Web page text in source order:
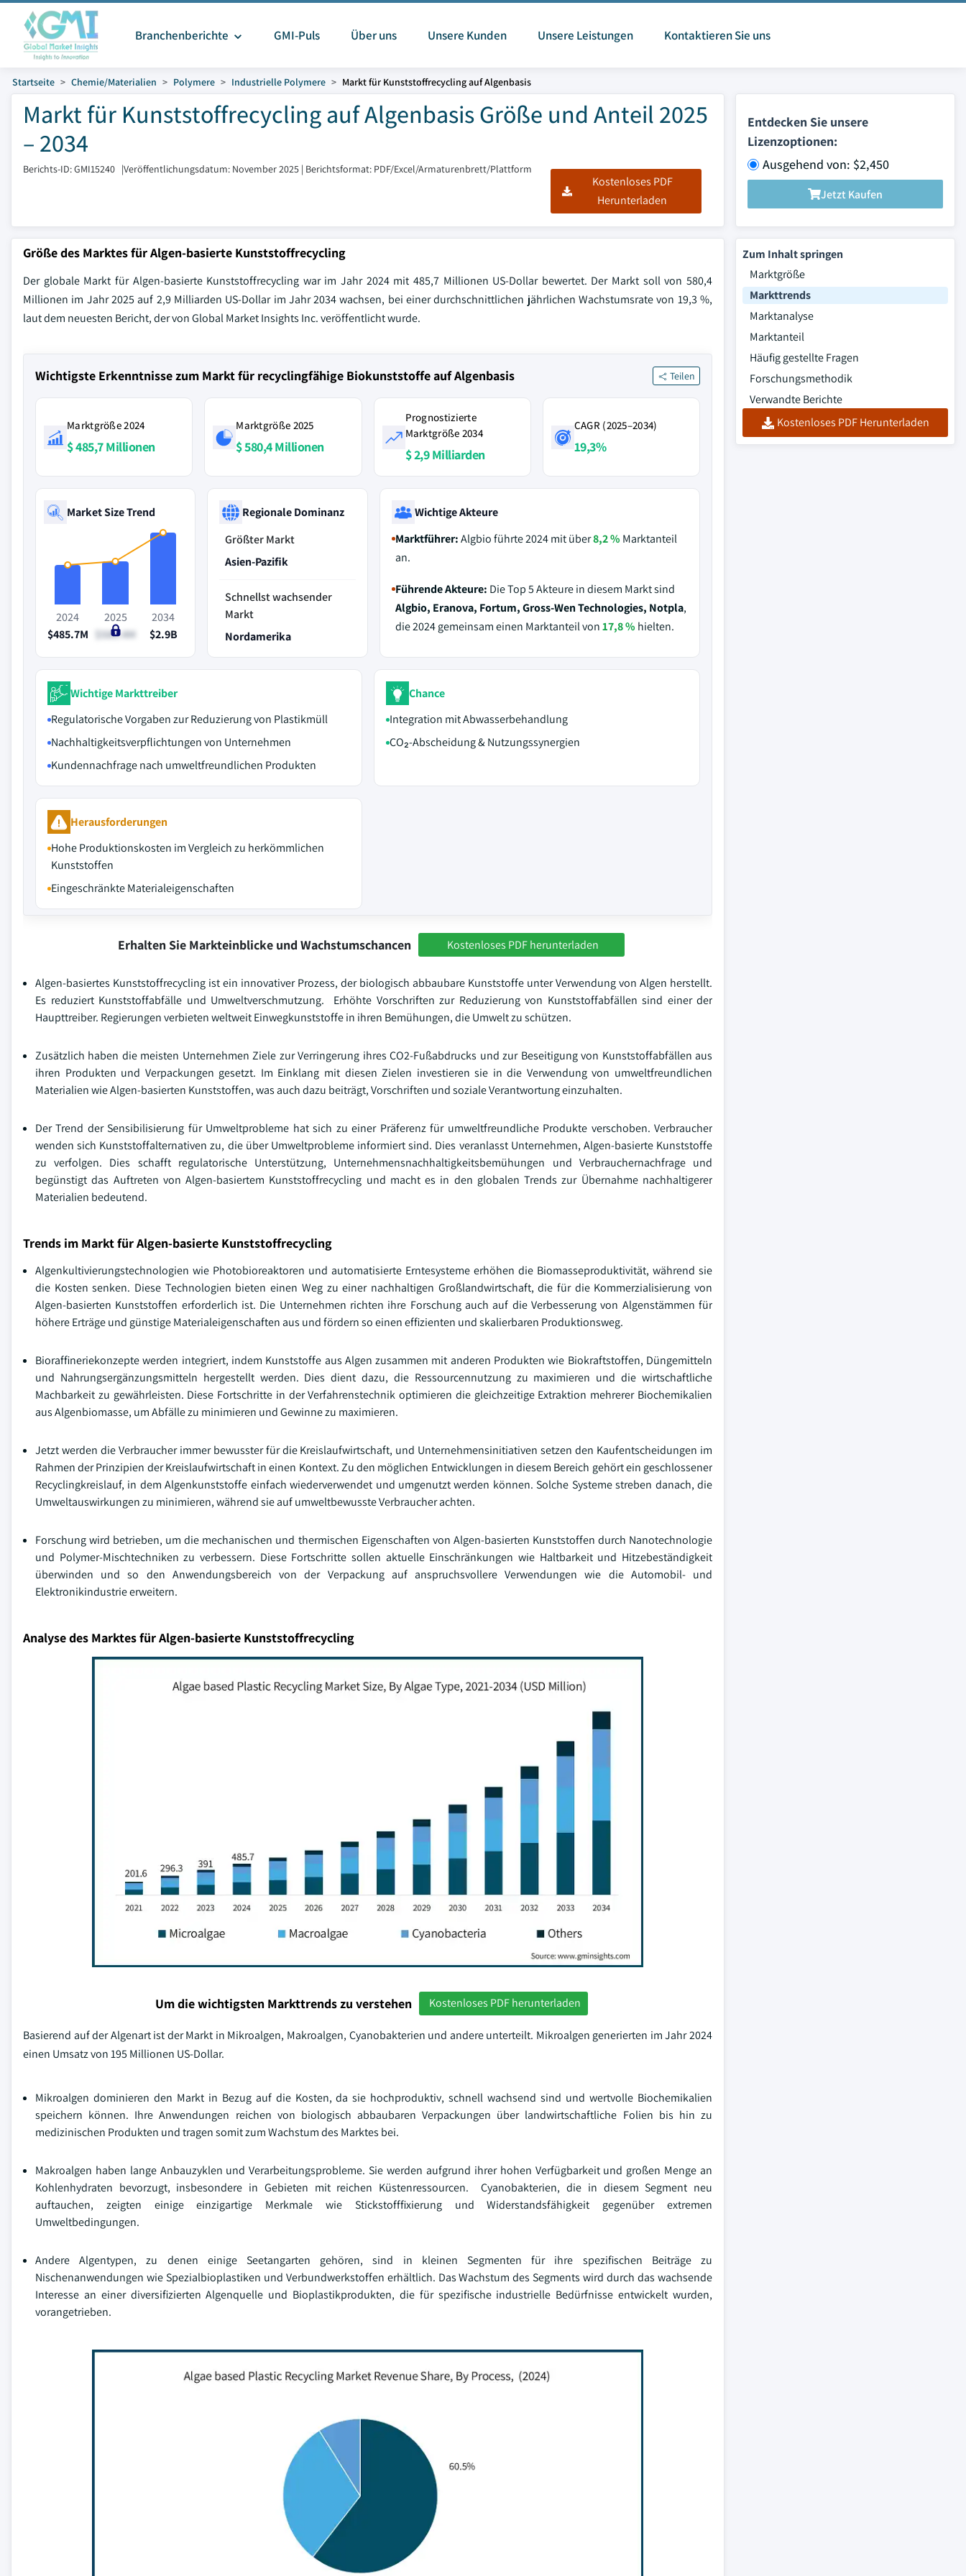
Branchenberichte GMI-Puls Über uns Unsere Kunden Unsere Leistungen Kontaktieren Sie uns
Startseite Chemie/Materialien Polymere Industrielle Polymere Markt für Kunststoffrecycling auf Algenbasis
Markt für Kunststoffrecycling auf Algenbasis Größe und Anteil 2025
– 2034
Berichts-ID: GMI15240 |Veröffentlichungsdatum: November 2025 | Berichtsformat: PDF/Excel/Armaturenbrett/Plattform
Kostenloses PDF
Herunterladen
Entdecken Sie unsere
Lizenzoptionen:
Ausgehend von: $2,450
Jetzt Kaufen
Größe des Marktes für Algen-basierte Kunststoffrecycling
Der globale Markt für Algen-basierte Kunststoffrecycling war im Jahr 2024 mit 485,7 Millionen US-Dollar bewertet. Der Markt soll von 580,4
Millionen im Jahr 2025 auf 2,9 Milliarden US-Dollar im Jahr 2034 wachsen, bei einer durchschnittlichen jährlichen Wachstumsrate von 19,3 %,
laut dem neuesten Bericht, der von Global Market Insights Inc. veröffentlicht wurde.
Wichtigste Erkenntnisse zum Markt für recyclingfähige Biokunststoffe auf Algenbasis Teilen
Marktgröße 2024
$ 485,7 Millionen
Marktgröße 2025
$ 580,4 Millionen
Prognostizierte
Marktgröße 2034
$ 2,9 Milliarden
CAGR (2025–2034)
19,3%
Market Size Trend
2024
$485.7M
2025
$580.4M
2034
$2.9B
Regionale Dominanz
Größter Markt
Asien-Pazifik
Schnellst wachsender
Markt
Nordamerika
Wichtige Akteure
Marktführer:Algbio führte 2024 mit über8,2 % Marktanteil
an.
Führende Akteure: Die Top 5 Akteure in diesem Markt sind
Algbio, Eranova, Fortum, Gross-Wen Technologies, Notpla,
die 2024 gemeinsam einen Marktanteil von17,8 % hielten.
Wichtige Markttreiber
Regulatorische Vorgaben zur Reduzierung von Plastikmüll
Nachhaltigkeitsverpflichtungen von Unternehmen
Kundennachfrage nach umweltfreundlichen Produkten
Chance
Integration mit Abwasserbehandlung
CO₂-Abscheidung & Nutzungssynergien
Herausforderungen
Hohe Produktionskosten im Vergleich zu herkömmlichen
Kunststoffen
Eingeschränkte Materialeigenschaften
Erhalten Sie Markteinblicke und Wachstumschancen Kostenloses PDF herunterladen
Algen-basiertes Kunststoffrecycling ist ein innovativer Prozess, der biologisch abbaubare Kunststoffe unter Verwendung von Algen herstellt.
Es reduziert Kunststoffabfälle und Umweltverschmutzung. Erhöhte Vorschriften zur Reduzierung von Kunststoffabfällen sind einer der
Haupttreiber. Regierungen verbieten weltweit Einwegkunststoffe in ihren Bemühungen, die Umwelt zu schützen.
Zusätzlich haben die meisten Unternehmen Ziele zur Verringerung ihres CO2-Fußabdrucks und zur Beseitigung von Kunststoffabfällen aus
ihren Produkten und Verpackungen gesetzt. Im Einklang mit diesen Zielen investieren sie in die Verwendung von umweltfreundlichen
Materialien wie Algen-basierten Kunststoffen, was auch dazu beiträgt, Vorschriften und soziale Verantwortung einzuhalten.
Der Trend der Sensibilisierung für Umweltprobleme hat sich zu einer Präferenz für umweltfreundliche Produkte verschoben. Verbraucher
wenden sich Kunststoffalternativen zu, die über Umweltprobleme informiert sind. Dies veranlasst Unternehmen, Algen-basierte Kunststoffe
zu verfolgen. Dies schafft regulatorische Unterstützung, Unternehmensnachhaltigkeitsbemühungen und Verbrauchernachfrage und
begünstigt das Auftreten von Algen-basiertem Kunststoffrecycling und macht es in den globalen Trends zur Übernahme nachhaltigerer
Materialien bedeutend.
Trends im Markt für Algen-basierte Kunststoffrecycling
Algenkultivierungstechnologien wie Photobioreaktoren und automatisierte Erntesysteme erhöhen die Biomasseproduktivität, während sie
die Kosten senken. Diese Technologien bieten einen Weg zu einer nachhaltigen Großlandwirtschaft, die für die Kommerzialisierung von
Algen-basierten Kunststoffen erforderlich ist. Die Unternehmen richten ihre Forschung auch auf die Verbesserung von Algenstämmen für
höhere Erträge und günstige Materialeigenschaften aus und fördern so einen effizienten und skalierbaren Produktionsweg.
Bioraffineriekonzepte werden integriert, indem Kunststoffe aus Algen zusammen mit anderen Produkten wie Biokraftstoffen, Düngemitteln
und Nahrungsergänzungsmitteln hergestellt werden. Dies dient dazu, die Ressourcennutzung zu maximieren und die wirtschaftliche
Machbarkeit zu gewährleisten. Diese Fortschritte in der Verfahrenstechnik optimieren die gleichzeitige Extraktion mehrerer Biochemikalien
aus Algenbiomasse, um Abfälle zu minimieren und Gewinne zu maximieren.
Jetzt werden die Verbraucher immer bewusster für die Kreislaufwirtschaft, und Unternehmensinitiativen setzen den Kaufentscheidungen im
Rahmen der Prinzipien der Kreislaufwirtschaft in einen Kontext. Zu den möglichen Entwicklungen in diesem Bereich gehört ein geschlossener
Recyclingkreislauf, in dem Algenkunststoffe einfach wiederverwendet und umgenutzt werden können. Solche Systeme streben danach, die
Umweltauswirkungen zu minimieren, während sie auf umweltbewusste Verbraucher achten.
Forschung wird betrieben, um die mechanischen und thermischen Eigenschaften von Algen-basierten Kunststoffen durch Nanotechnologie
und Polymer-Mischtechniken zu verbessern. Diese Fortschritte sollen aktuelle Einschränkungen wie Haltbarkeit und Hitzebeständigkeit
überwinden und so den Anwendungsbereich von der Verpackung auf anspruchsvollere Verwendungen wie die Automobil- und
Elektronikindustrie erweitern.
Analyse des Marktes für Algen-basierte Kunststoffrecycling
Um die wichtigsten Markttrends zu verstehen Kostenloses PDF herunterladen
Basierend auf der Algenart ist der Markt in Mikroalgen, Makroalgen, Cyanobakterien und andere unterteilt. Mikroalgen generierten im Jahr 2024
einen Umsatz von 195 Millionen US-Dollar.
Mikroalgen dominieren den Markt in Bezug auf die Kosten, da sie hochproduktiv, schnell wachsend sind und wertvolle Biochemikalien
speichern können. Ihre Anwendungen reichen von biologisch abbaubaren Verpackungen über landwirtschaftliche Folien bis hin zu
medizinischen Produkten und tragen somit zum Wachstum des Marktes bei.
Makroalgen haben lange Anbauzyklen und Verarbeitungsprobleme. Sie werden aufgrund ihrer hohen Verfügbarkeit und großen Menge an
Kohlenhydraten bevorzugt, insbesondere in Gebieten mit reichen Küstenressourcen. Cyanobakterien, die in diesem Segment neu
auftauchen, zeigten einige einzigartige Merkmale wie Stickstofffixierung und Widerstandsfähigkeit gegenüber extremen
Umweltbedingungen.
Andere Algentypen, zu denen einige Seetangarten gehören, sind in kleinen Segmenten für ihre spezifischen Beiträge zu
Nischenanwendungen wie Spezialbioplastiken und Verbundwerkstoffen erhältlich. Das Wachstum des Segments wird durch das wachsende
Interesse an einer diversifizierten Algenquelle und Bioplastikprodukten, die für spezifische industrielle Bedürfnisse entwickelt wurden,
vorangetrieben.
Zum Inhalt springen
Marktgröße
Markttrends
Marktanalyse
Marktanteil
Häufig gestellte Fragen
Forschungsmethodik
Verwandte Berichte
Kostenloses PDF Herunterladen